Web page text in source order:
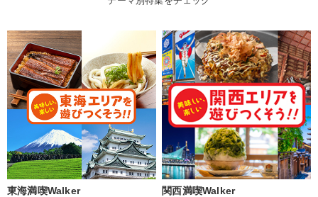
東海満喫Walker 関西満喫Walker